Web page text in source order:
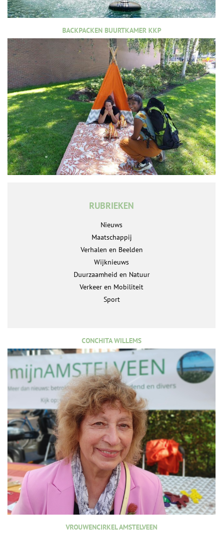
BACKPACKEN BUURTKAMER KKP
RUBRIEKEN
Nieuws
Maatschappij
Verhalen en Beelden
Wijknieuws
Duurzaamheid en Natuur
Verkeer en Mobiliteit
Sport
CONCHITA WILLEMS
VROUWENCIRKEL AMSTELVEEN